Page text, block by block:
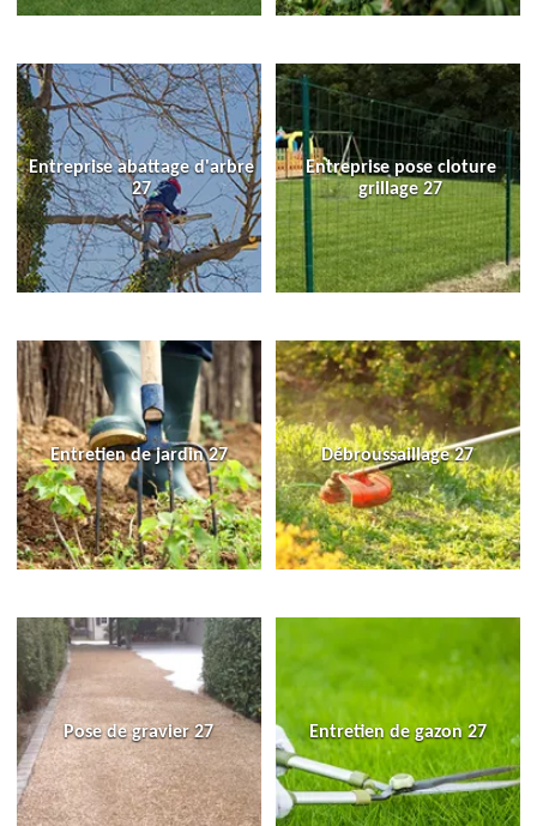
Entreprise abattage d'arbre
27
Entreprise pose cloture
grillage 27
Entretien de jardin 27 Débroussaillage 27
Pose de gravier 27 Entretien de gazon 27